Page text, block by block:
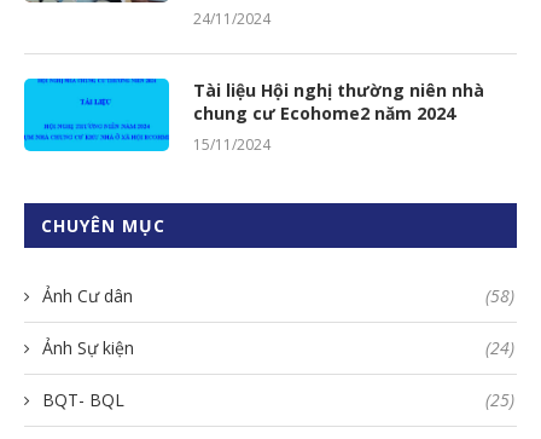
24/11/2024
Tài liệu Hội nghị thường niên nhà
chung cư Ecohome2 năm 2024
15/11/2024
CHUYÊN MỤC
Ảnh Cư dân (58)
Ảnh Sự kiện (24)
BQT- BQL (25)